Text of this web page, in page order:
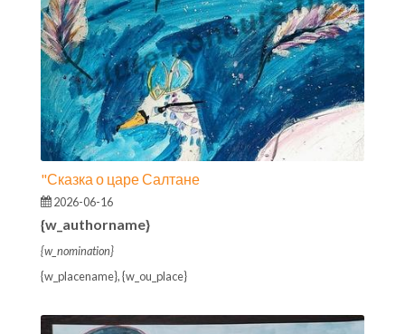
"Сказка о царе Салтане
2026-06-16
{w_authorname}
{w_nomination}
{w_placename}, {w_ou_place}